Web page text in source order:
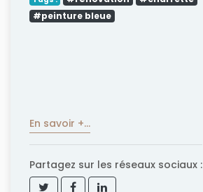
#peinture bleue
En savoir +...
Partagez sur les réseaux sociaux :